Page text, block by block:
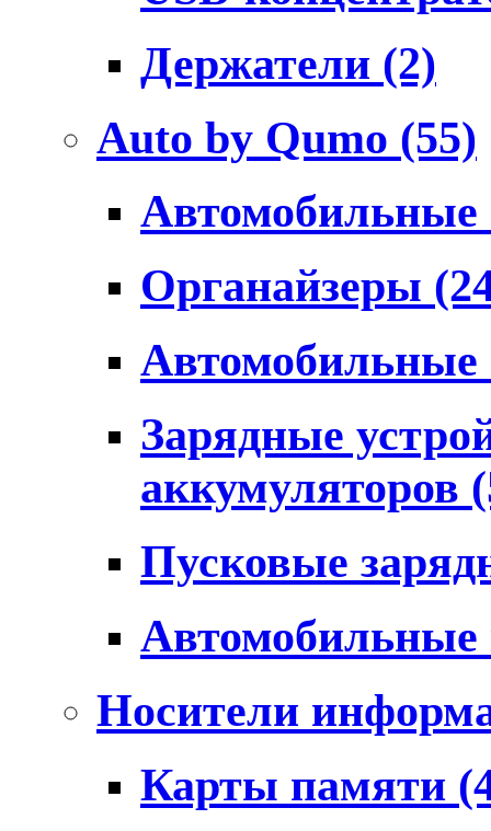
Держатели (2)
Auto by Qumo (55)
Органайзеры
Зарядные
аккумуляторов
Пусковые
Носители
Карты памяти